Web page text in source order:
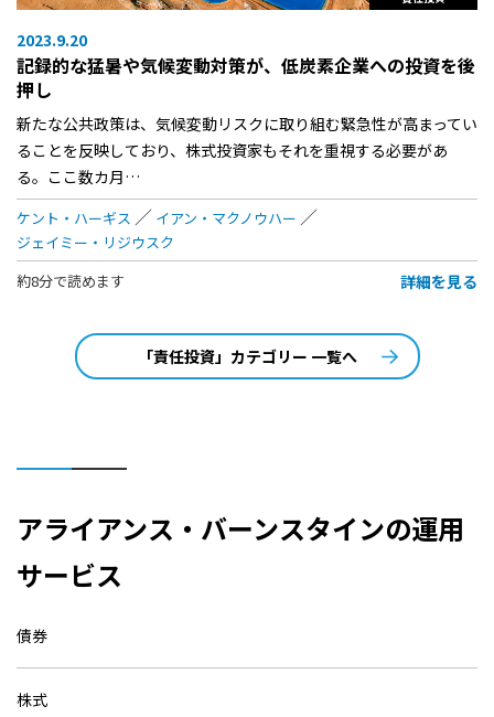
2023.9.20
記録的な猛暑や気候変動対策が、低炭素企業への投資を後
押し
新たな公共政策は、気候変動リスクに取り組む緊急性が高まってい
ることを反映しており、株式投資家もそれを重視する必要があ
る。ここ数カ月…
ケント・ハーギス
イアン・マクノウハー
ジェイミー・リジウスク
約8分で読めます
詳細を見る
「責任投資」カテゴリー 一覧へ
アライアンス・バーンスタインの運用
サービス
債券
株式